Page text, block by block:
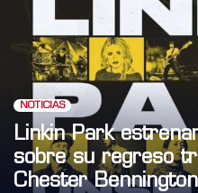
NOTICIAS
Linkin Park
sobre su regreso
Chester Bennington